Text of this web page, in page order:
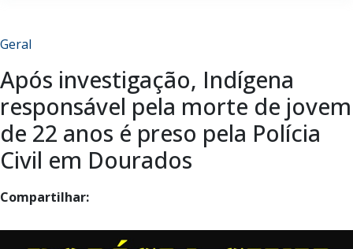
Geral
Após investigação, Indígena
responsável pela morte de jovem
de 22 anos é preso pela Polícia
Civil em Dourados
Compartilhar: